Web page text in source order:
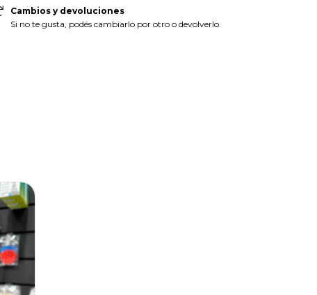
Cambios y devoluciones
Si no te gusta, podés cambiarlo por otro o devolverlo.